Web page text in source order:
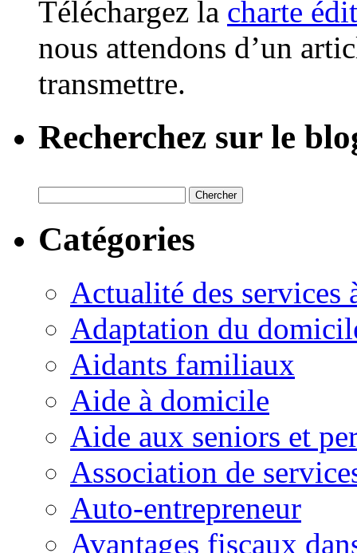
Téléchargez la charte
nous attendons d’un
transmettre.
Recherchez sur le
Catégories
Actualité des services
Adaptation du
Aidants familiaux
Aide à domicile
Aide aux seniors et
Association de
Auto-entrepreneur
Avantages fiscaux